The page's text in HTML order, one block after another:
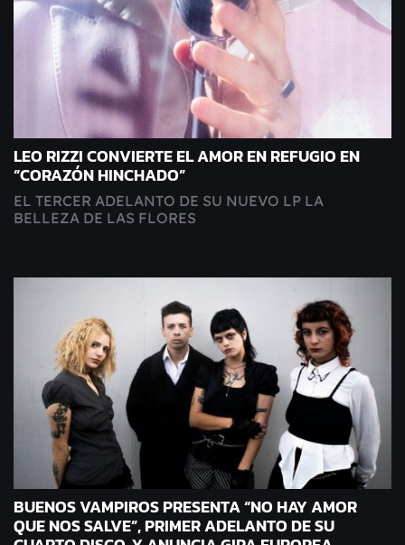
LEO RIZZI CONVIERTE EL AMOR EN REFUGIO EN
“CORAZÓN HINCHADO”
EL TERCER ADELANTO DE SU NUEVO LP LA
BELLEZA DE LAS FLORES
BUENOS VAMPIROS PRESENTA “NO HAY AMOR
QUE NOS SALVE”, PRIMER ADELANTO DE SU